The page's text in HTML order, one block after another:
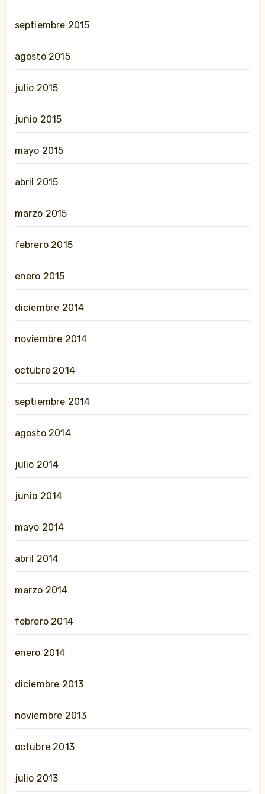
septiembre 2015
agosto 2015
julio 2015
junio 2015
mayo 2015
abril 2015
marzo 2015
febrero 2015
enero 2015
diciembre 2014
noviembre 2014
octubre 2014
septiembre 2014
agosto 2014
julio 2014
junio 2014
mayo 2014
abril 2014
marzo 2014
febrero 2014
enero 2014
diciembre 2013
noviembre 2013
octubre 2013
julio 2013